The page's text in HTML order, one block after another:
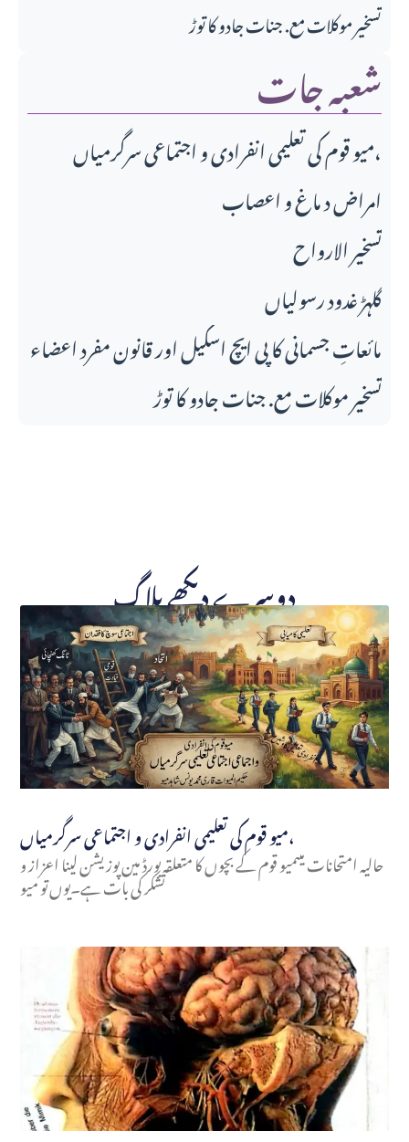
تسخیر موکلات مع. جنات جادو کا توڑ
شعبہ جات
میو قوم کی تعلیمی انفرادی و اجتماعی سرگرمیاں،
امراض د ماغ و اعصاب
تسخير الارواح
گلہڑ غدود رسولیاں
مائعاتِ جسمانی کا پی ایچ اسکیل اور قانونِ مفرد اعضاء
تسخیر موکلات مع. جنات جادو کا توڑ
دوسرے دیکھے بلاگ
میو قوم کی تعلیمی انفرادی و اجتماعی سرگرمیاں،
حالیہ امتحانات میںمیو قوم کے بچوں کا متعلقہ بورڈ مین پوزیشن لینا اعزاز و
تشکر کی بات ہے۔یوں تو میو